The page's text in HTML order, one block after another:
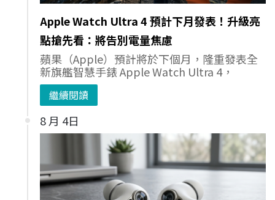
Apple Watch Ultra 4 預計下月發表！升級亮
點搶先看：將告別電量焦慮
蘋果（Apple）預計將於下個月，隆重發表全
新旗艦智慧手錶 Apple Watch Ultra 4，
繼續閱讀
8 月 4日